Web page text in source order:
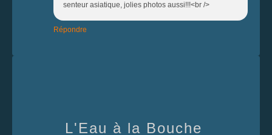
senteur asiatique, jolies photos aussi!!!<br />
Répondre
L'Eau à la Bouche